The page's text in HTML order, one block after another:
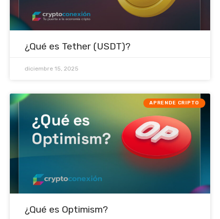
¿Qué es Tether (USDT)?
diciembre 15, 2025
APRENDE CRIPTO
¿Qué es Optimism?